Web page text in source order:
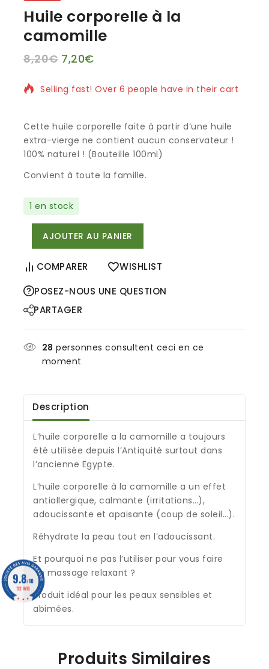
Huile corporelle à la
camomille
8,20€ 7,20€
9 produits vendus au cours des 10 dernières heures
Selling fast! Over 6 people have in their cart
Cette huile corporelle faite à partir d’une huile
extra-vierge ne contient aucun conservateur !
100% naturel ! (Bouteille 100ml)
Convient à toute la famille.
1 en stock
AJOUTER AU PANIER
COMPARER
WISHLIST
POSEZ-NOUS UNE QUESTION
PARTAGER
28 personnes consultent ceci en ce
moment
Description
L’huile corporelle a la camomille a toujours
été utilisée depuis l’Antiquité surtout dans
l’ancienne Egypte.
L’huile corporelle à la camomille a un effet
antiallergique, calmante (irritations…),
adoucissante et apaisante (coup de soleil…).
Réhydrate la peau tout en l’adoucissant.
Et pourquoi ne pas l’utiliser pour vous faire
un massage relaxant ?
Produit idéal pour les peaux sensibles et
abimées.
Produits Similaires
9.8/10
172 AVIS